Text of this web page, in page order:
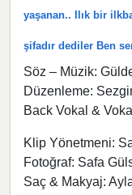
yaşanan.. Ilık bir
şifadır dediler Ben
Söz – Müzik:
Düzenleme:
Back Vokal &
Klip Yönetmeni:
Fotoğraf: Safa
Saç & Makyaj: